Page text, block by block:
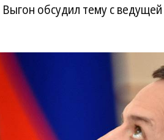
Выгон обсудил тему с